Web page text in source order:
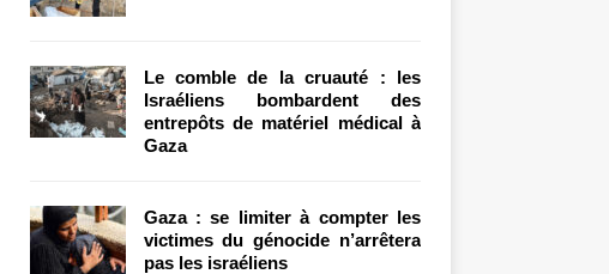
Le comble de la cruauté : les
Israéliens bombardent des
entrepôts de matériel médical à
Gaza
Gaza : se limiter à compter les
victimes du génocide n’arrêtera
pas les israéliens